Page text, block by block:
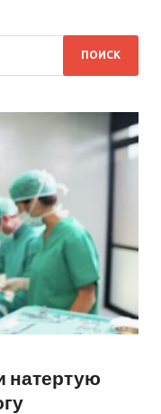
натертую